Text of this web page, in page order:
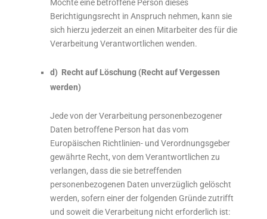
Möchte eine betroffene Person dieses
Berichtigungsrecht in Anspruch nehmen, kann sie
sich hierzu jederzeit an einen Mitarbeiter des für die
Verarbeitung Verantwortlichen wenden.
d) Recht auf Löschung (Recht auf Vergessen
werden)
Jede von der Verarbeitung personenbezogener
Daten betroffene Person hat das vom
Europäischen Richtlinien- und Verordnungsgeber
gewährte Recht, von dem Verantwortlichen zu
verlangen, dass die sie betreffenden
personenbezogenen Daten unverzüglich gelöscht
werden, sofern einer der folgenden Gründe zutrifft
und soweit die Verarbeitung nicht erforderlich ist: